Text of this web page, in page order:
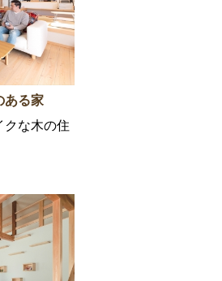
ある家
クな木の住